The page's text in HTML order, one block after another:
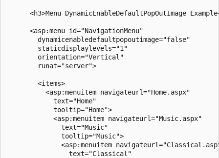
<h3>Menu DynamicEnableDefaultPopOutImage
      <asp:menu id="NavigationMenu"
        dynamicenabledefaultpopoutimage="false"
        staticdisplaylevels="1"
        orientation="Vertical"
        runat="server">
        <items>
          <asp:menuitem navigateurl="Home.aspx"
            text="Home"
            tooltip="Home">
            <asp:menuitem navigateurl="Music.aspx"
              text="Music"
              tooltip="Music">
<asp:menuitem
                text="Classical"